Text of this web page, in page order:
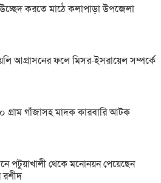
উচ্ছেদ করতে মাঠে কলাপাড়া উপজেলা
আগ্রাসনের ফলে মিসর-ইসরায়েল সম্পর্কে
গ্রাম গাঁজাসহ মাদক কারবারি আটক
পটুয়াখালী থেকে মনোনয়ন পেয়েছেন
রশীদ